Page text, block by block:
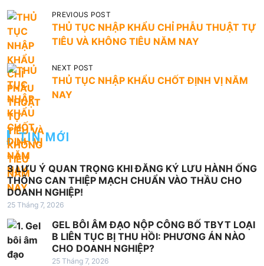
Đ
i
ề
u
h
ư
ớ
n
g
b
à
i
v
i
PREVIOUS POST
THỦ TỤC NHẬP KHẨU CHỈ PHẪU THUẬT TỰ
TIÊU VÀ KHÔNG TIÊU NĂM NAY
NEXT POST
THỦ TỤC NHẬP KHẨU CHỐT ĐỊNH VỊ NĂM
NAY
TIN MỚI
3 LƯU Ý QUAN TRỌNG KHI ĐĂNG KÝ LƯU HÀNH ỐNG
THÔNG CAN THIỆP MẠCH CHUẨN VÀO THẦU CHO
DOANH NGHIỆP!
25 Tháng 7, 2026
GEL BÔI ÂM ĐẠO NỘP CÔNG BỐ TBYT LOẠI
B LIÊN TỤC BỊ THU HỒI: PHƯƠNG ÁN NÀO
CHO DOANH NGHIỆP?
25 Tháng 7, 2026